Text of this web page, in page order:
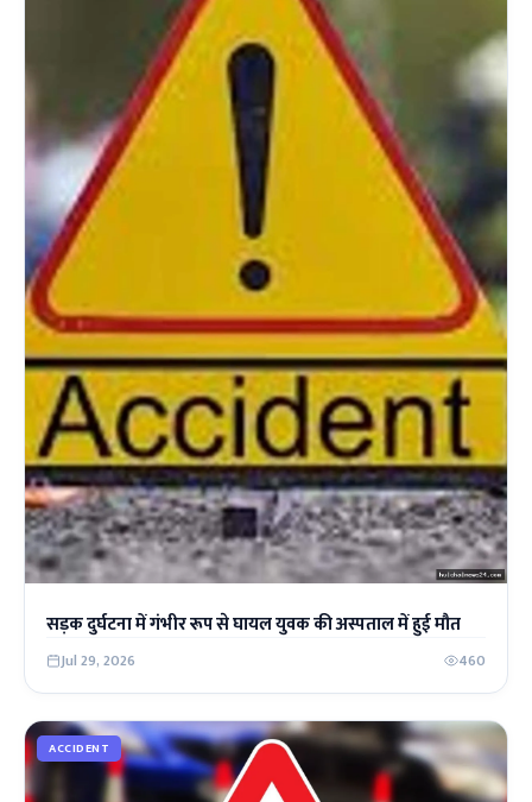
सड़क दुर्घटना में गंभीर रूप से घायल युवक की अस्पताल में हुई मौत
Jul 29, 2026 460
ACCIDENT